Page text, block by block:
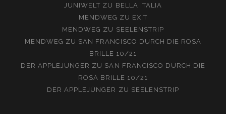
JUNIWELT ZU BELLA ITALIA
MENDWEG ZU EXIT
MENDWEG ZU SEELENSTRIP
MENDWEG ZU SAN FRANCISCO DURCH DIE ROSA
BRILLE 10/21
DER APPLEJÜNGER ZU SAN FRANCISCO DURCH DIE
ROSA BRILLE 10/21
DER APPLEJÜNGER ZU SEELENSTRIP